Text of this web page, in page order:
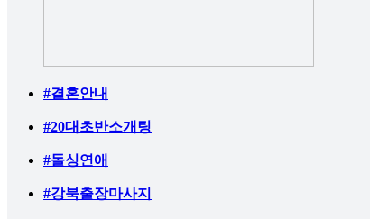
#결혼안내
#20대초반소개팅
#돌싱연애
#강북출장마사지